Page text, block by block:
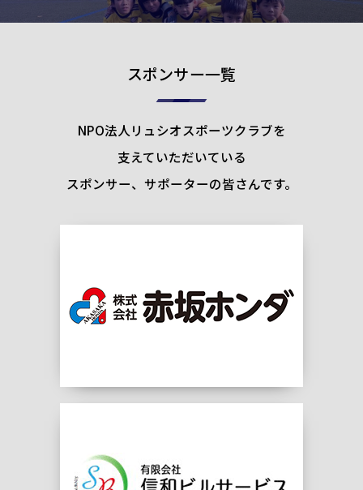
スポンサー一覧
NPO法人リュシオスポーツクラブを
支えていただいている
スポンサー、サポーターの皆さんです。